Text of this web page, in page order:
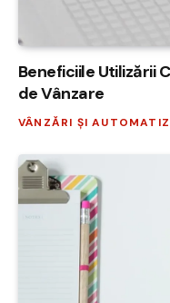
Beneficiile Utilizării
de Vânzare
VÂNZĂRI ȘI